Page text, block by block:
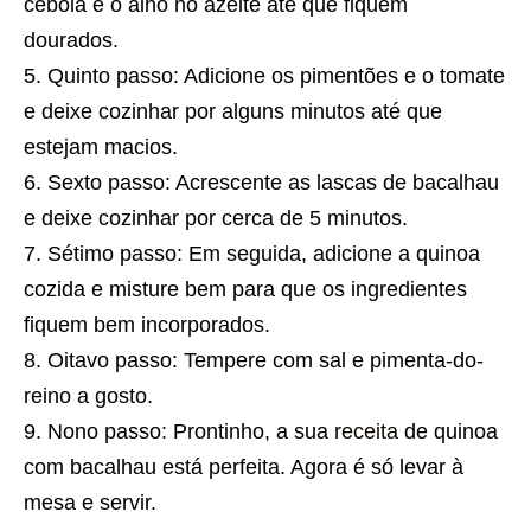
cebola e o alho no azeite até que fiquem
dourados.
Quinto passo: Adicione os pimentões e o tomate
e deixe cozinhar por alguns minutos até que
estejam macios.
Sexto passo: Acrescente as lascas de bacalhau
e deixe cozinhar por cerca de 5 minutos.
Sétimo passo: Em seguida, adicione a quinoa
cozida e misture bem para que os ingredientes
fiquem bem incorporados.
Oitavo passo: Tempere com sal e pimenta-do-
reino a gosto.
Nono passo: Prontinho, a sua receita de quinoa
com bacalhau está perfeita. Agora é só levar à
mesa e servir.